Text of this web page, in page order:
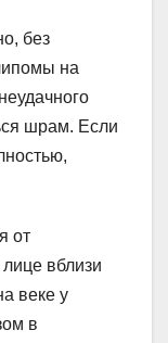
без
на
шрам. Если
от
вблизи
веке у
в